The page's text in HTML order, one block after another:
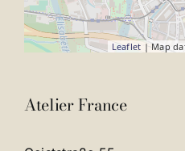
Leaflet | Map
Atelier France